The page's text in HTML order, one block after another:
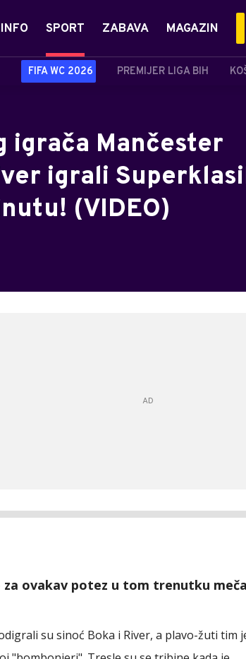
INFO SPORT
FIFA WC 2026 PREMIJER LIGA BIH
ZABAVA MAGAZIN
igrača Mančester
igrali
(VIDEO)
ovakav potez u tom trenutku
su sinoć Boka i River, a plavo-žuti tim